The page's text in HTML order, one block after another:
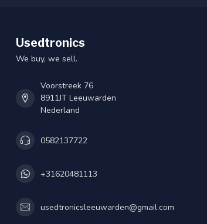
Usedtronics
We buy, we sell.
Voorstreek 76
8911JT Leeuwarden
Nederland
0582137722
+31620481113
usedtronicsleeuwarden@gmail.com